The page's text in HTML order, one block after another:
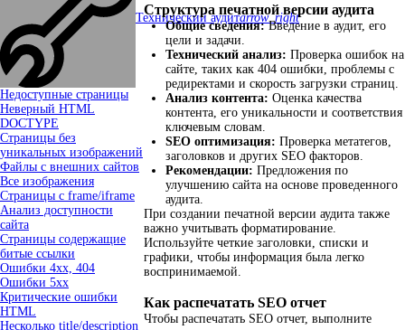
Технический аудитarrow_right
Недоступные страницы
Неверный HTML
DOCTYPE
Страницы без
уникальных изображений
Файлы с внешних сайтов
Все изображения
Страницы c frame/iframe
Анализ доступности
сайта
Страницы содержащие
битые ссылки
Ошибки 4xx, 404
Ошибки 5xx
Критические ошибки
HTML
Несколько title/description
Структура печатной версии аудита
Общие сведения:Введение в аудит, его
цели и задачи.
Технический анализ: Проверка ошибок на
сайте, таких как 404 ошибки, проблемы с
редиректами и скорость загрузки страниц.
Анализ контента: Оценка качества
контента, его уникальности и соответствия
ключевым словам.
SEO оптимизация: Проверка метатегов,
заголовков и других SEO факторов.
Рекомендации: Предложения по
улучшению сайта на основе проведенного
аудита.
При создании печатной версии аудита также
важно учитывать форматирование.
Используйте четкие заголовки, списки и
графики, чтобы информация была легко
воспринимаемой.
Как распечатать SEO отчет
Чтобы распечатать SEO отчет, выполните